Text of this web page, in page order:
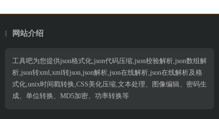
网站介绍
工具吧为您提供json格式化,json代码压缩,json校验解析,json数组解
析,json转xml,xml转json,json解析,json在线解析,json在线解析及格
式化,unix时间戳转换,CSS美化压缩,文本处理、图像编辑、密码生
成、单位转换、MD5加密、功率转换等